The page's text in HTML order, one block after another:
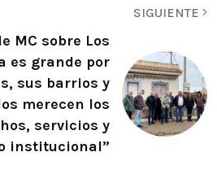
SIGUIENTE
MC sobre Los
es grande por
sus barrios y
merecen los
servicios y
institucional”